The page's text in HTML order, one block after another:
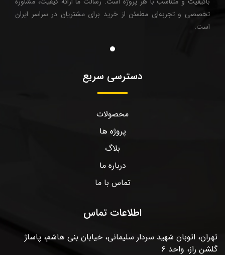
تخصصی و تجربه‌ای مطمئن از خرید برای مشتریان در سراسر ایران
است.
دسترسی سریع
محصولات
پروژه ها
بلاگ
درباره ما
تماس با ما
اطلاعات تماس
تهران، اتوبان شهید سردار سلیمانی، خیابان بنی هاشم، پاساژ
گلشن راز، واحد ۶